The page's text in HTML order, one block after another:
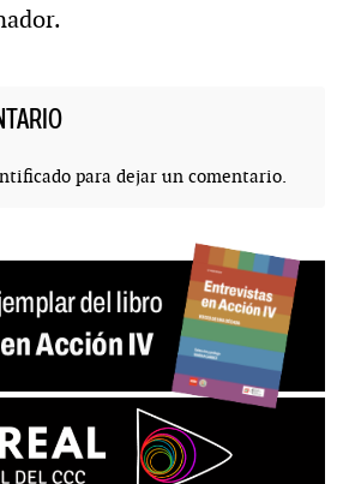
para dejar un comentario.